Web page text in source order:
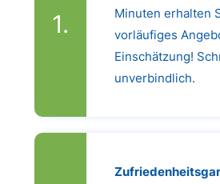
Minuten erhalten
vorläufiges
Einschätzung!
unverbindlich.